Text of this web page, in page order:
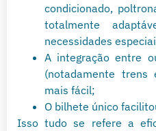
condicionado,
totalmente
necessidades
A integração entre
(notadamente
mais fácil;
O bilhete único
Isso tudo se refere a